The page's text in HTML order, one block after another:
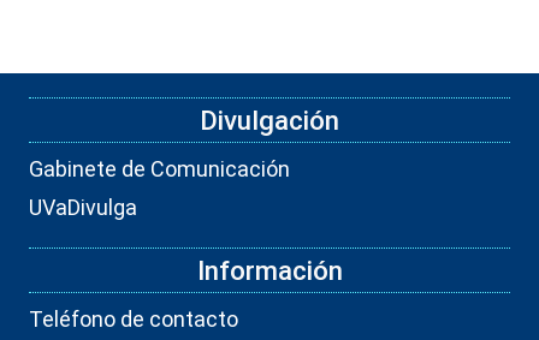
Divulgación
Gabinete de Comunicación
UVaDivulga
Información
Teléfono de contacto